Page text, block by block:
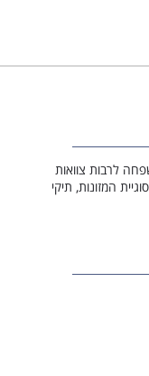
לרבות צוואות
המזונות, תיקי